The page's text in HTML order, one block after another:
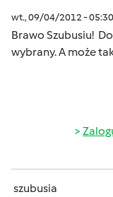
wt., 09/04/2012 - 05:30
Brawo Szubusiu!
wybrany. A może
szubusia